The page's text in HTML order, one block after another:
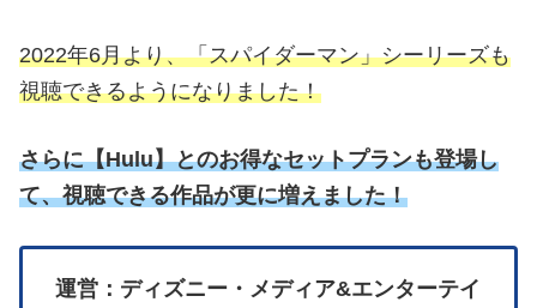
2022年6月より、「スパイダーマン」シーリーズも
視聴できるようになりました！
さらに【Hulu】とのお得なセットプランも登場し
て、視聴できる作品が更に増えました！
運営：ディズニー・メディア&エンターテイ